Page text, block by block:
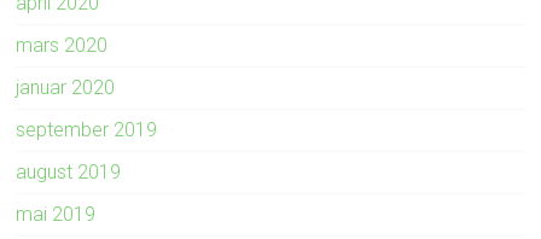
mars 2020
januar 2020
september 2019
august 2019
mai 2019